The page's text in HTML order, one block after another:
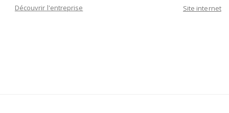
Découvrir l'entreprise
Site internet